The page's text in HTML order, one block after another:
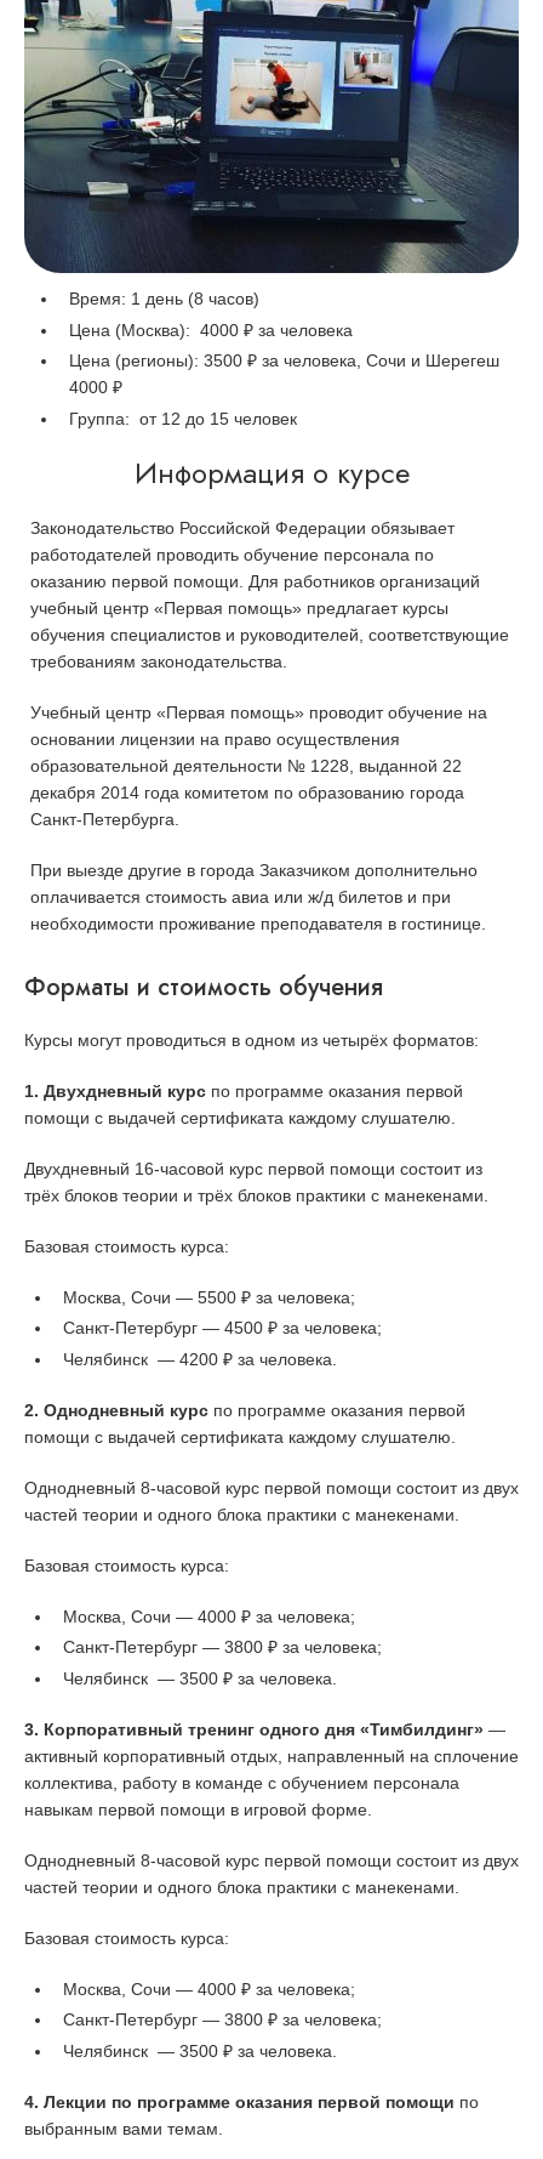
Время: 1 день (8 часов)
Цена (Москва): 4000 ₽ за человека
Цена (регионы): 3500 ₽ за человека, Сочи и Шерегеш
4000 ₽
Группа: от 12 до 15 человек
Информация о курсе
Законодательство Российской Федерации обязывает
работодателей проводить обучение персонала по
оказанию первой помощи. Для работников организаций
учебный центр «Первая помощь» предлагает курсы
обучения специалистов и руководителей, соответствующие
требованиям законодательства.
Учебный центр «Первая помощь» проводит обучение на
основании лицензии на право осуществления
образовательной деятельности № 1228, выданной 22
декабря 2014 года комитетом по образованию города
Санкт-Петербурга.
При выезде другие в города Заказчиком дополнительно
оплачивается стоимость авиа или ж/д билетов и при
необходимости проживание преподавателя в гостинице.
Форматы и стоимость обучения
Курсы могут проводиться в одном из четырёх форматов:
1. Двухдневный курс по программе оказания первой
помощи с выдачей сертификата каждому слушателю.
Двухдневный 16-часовой курс первой помощи состоит из
трёх блоков теории и трёх блоков практики с манекенами.
Базовая стоимость курса:
Москва, Сочи — 5500 ₽ за человека;
Санкт-Петербург — 4500 ₽ за человека;
Челябинск — 4200 ₽ за человека.
2. Однодневный курс по программе оказания первой
помощи с выдачей сертификата каждому слушателю.
Однодневный 8-часовой курс первой помощи состоит из двух
частей теории и одного блока практики с манекенами.
Базовая стоимость курса:
Москва, Сочи — 4000 ₽ за человека;
Санкт-Петербург — 3800 ₽ за человека;
Челябинск — 3500 ₽ за человека.
3. Корпоративный тренинг одного дня «Тимбилдинг» —
активный корпоративный отдых, направленный на сплочение
коллектива, работу в команде с обучением персонала
навыкам первой помощи в игровой форме.
Однодневный 8-часовой курс первой помощи состоит из двух
частей теории и одного блока практики с манекенами.
Базовая стоимость курса:
Москва, Сочи — 4000 ₽ за человека;
Санкт-Петербург — 3800 ₽ за человека;
Челябинск — 3500 ₽ за человека.
4. Лекции по программе оказания первой помощи по
выбранным вами темам.